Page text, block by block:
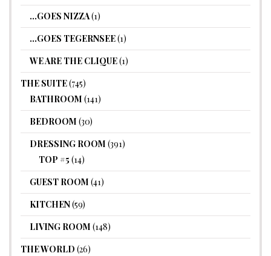
…GOES NIZZA(1)
…GOES TEGERNSEE(1)
WE ARE THE CLIQUE(1)
THE SUITE(745)
BATHROOM (141)
BEDROOM (30)
DRESSING ROOM (391)
TOP #5 (14)
GUEST ROOM (41)
KITCHEN(59)
LIVING ROOM (148)
THE WORLD (26)